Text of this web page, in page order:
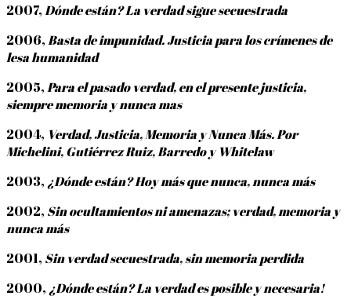
2007,Dónde están? La verdad sigue secuestrada
2006,Basta de impunidad. Justicia para los crímenes de
lesa humanidad
2005,Para el pasado verdad, en el presente justicia,
siempre memoria y nunca mas
2004, Verdad, Justicia, Memoria y Nunca Más. Por
Michelini, Gutiérrez Ruiz, Barredo y Whitelaw
2003, ¿Dónde están? Hoy más que nunca, nunca más
2002, Sin ocultamientos ni amenazas; verdad, memoria y
nunca más
2001, Sin verdad secuestrada, sin memoria perdida
2000, ¿Dónde están? La verdad es posible y necesaria!